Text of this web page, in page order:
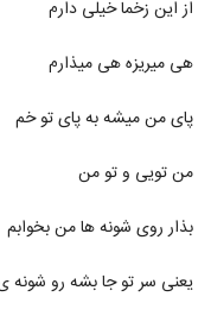
6293
از این زخما خیلی دارم
هی میریزه هی میذارم
پای من میشه به پای تو خم
من تویی و تو من
بذار روی شونه ها من بخوابم
یعنی سر تو جا بشه رو